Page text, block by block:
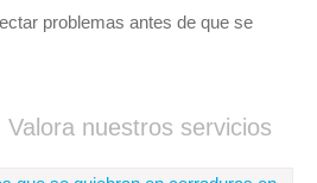
problemas antes de que se
Valora nuestros servicios